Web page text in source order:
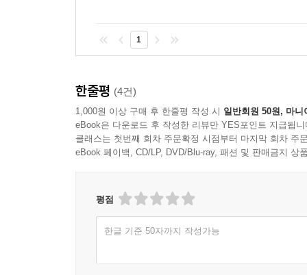
1
한줄평 (4건)
1,000원 이상 구매 후 한줄평 작성 시 일반회원 50원, 마니
eBook은 다운로드 후 작성한 리뷰만 YES포인트 지급됩니
클래스는 첫번째 회차 주문확정 시점부터 마지막 회차 주
eBook 페이백, CD/LP, DVD/Blu-ray, 패션 및 판매금지 상
평점
한글 기준 50자까지 작성가능